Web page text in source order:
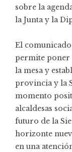
sobre la
la Junta y la
El comunicado
permite poner
la mesa y
provincia y la
momento
alcaldesas
futuro de la
horizonte
en una